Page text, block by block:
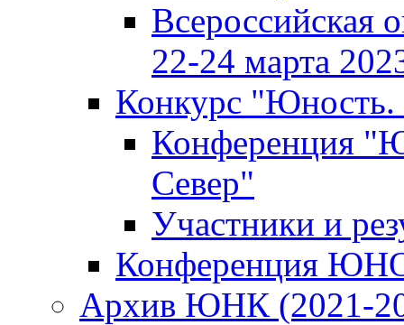
Всероссийская
22-24 марта
Конкурс "Юность.
Конференция
Север"
Участники и
Конференция
Архив ЮНК (2021-